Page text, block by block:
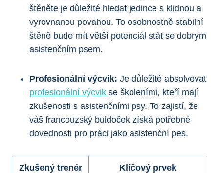
štěněte je důležité hledat jedince s klidnou a
vyrovnanou povahou. To osobnostně stabilní
štěně bude mít větší potenciál stát se dobrým
asistenčním psem.
Profesionální výcvik: Je důležité absolvovat
profesionální výcvik se školeními, kteří mají
zkušenosti s asistenčními psy. To zajistí, že
váš francouzský buldoček získá potřebné
dovednosti pro práci jako asistenční pes.
Zkušený trenér Klíčový prvek